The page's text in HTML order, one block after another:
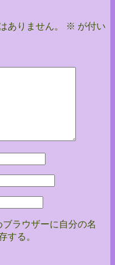
ありません。 ※ が付い
ラウザーに自分の名
する。